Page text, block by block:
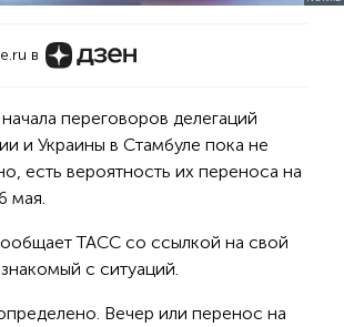
в
переговоров делегаций
и Украины в Стамбуле пока не
есть вероятность их переноса на
мая.
ТАСС со ссылкой на свой
с ситуаций.
Вечер или перенос на